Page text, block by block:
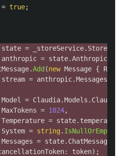
= true;
state = _storeService. Store
anthropic = state.Anthropic
.Add (new Message {
Role
stream = anthropic.Messages
Model = Claudia.Models .
MaxTokens = 1024,
Temperature = state.
System = string . IsNullOrEmpty
Messages = state. ChatMessages
: token);